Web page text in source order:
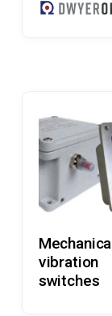
Læs
vibration
switches